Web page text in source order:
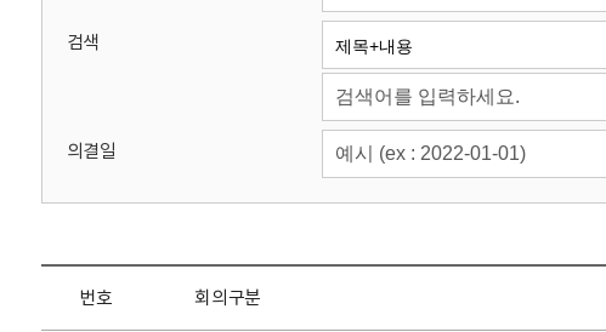
검색
의결일
번호 회의구분